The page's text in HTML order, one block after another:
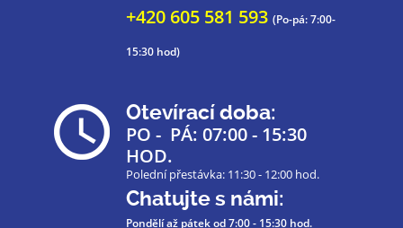
+420 605 581 593 (Po-pá: 7:00-
15:30 hod)
Otevírací doba:
PO - PÁ: 07:00 - 15:30
HOD.
Polední přestávka: 11:30 - 12:00 hod.
Chatujte s námi:
Pondělí až pátekod 7:00 - 15:30 hod.